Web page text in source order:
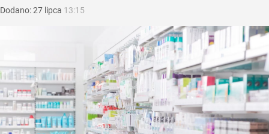
Dodano:27 lipca 13:15